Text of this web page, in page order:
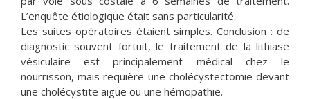
L’enquête étiologique était sans particularité.
Les suites opératoires étaient simples. Conclusion : de
diagnostic souvent fortuit, le traitement de la lithiase
vésiculaire est principalement médical chez le
nourrisson, mais requière une cholécystectomie devant
une cholécystite aiguë ou une hémopathie.